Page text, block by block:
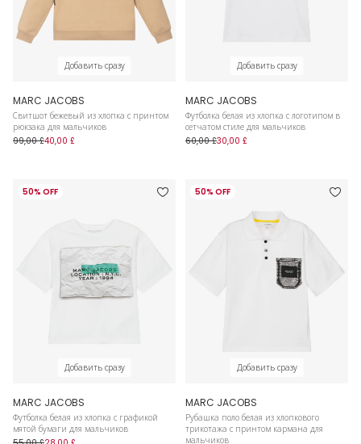
Добавить сразу
MARC JACOBS
Свитшот бежевый из хлопка с принтом
рюкзака для мальчиков
99,00 £40,00 £
Добавить сразу
MARC JACOBS
Футболка белая из хлопка с логотипом в
сетчатом стиле для мальчиков
60,00 £30,00 £
50% OFF
Добавить сразу
MARC JACOBS
Футболка белая из хлопка с графикой
мятой бумаги для мальчиков
50% OFF
Добавить сразу
MARC JACOBS
Рубашка поло белая из хлопкового
трикотажа с принтом кармана для
мальчиков